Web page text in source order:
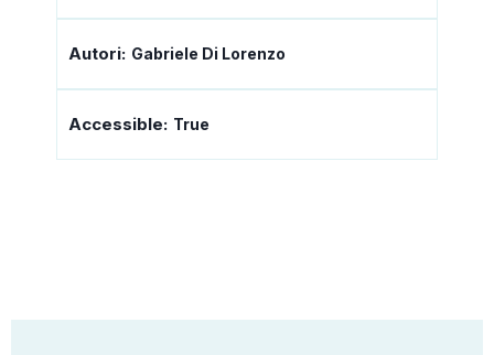
Autori: Gabriele Di Lorenzo
Accessible: True